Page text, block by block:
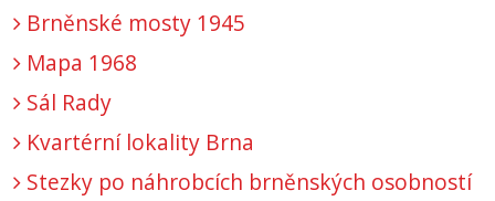
Brněnské mosty 1945
Mapa 1968
Sál Rady
Kvartérní lokality Brna
Stezky po náhrobcích brněnských osobností